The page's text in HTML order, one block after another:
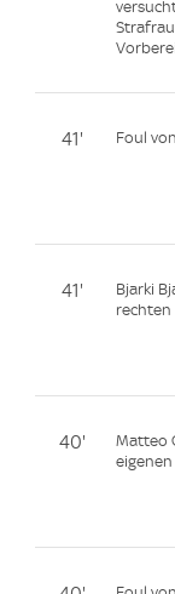
41' Foul
41'
Bjarki
rechten
40'
Matteo